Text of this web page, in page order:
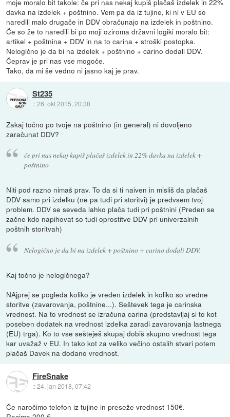
davka na izdelek + poštnino. Vem pa da iz tujine, ki ni v EU so
naredili malo drugače in DDV obračunajo na izdelek in poštnino.
Če so že to naredili bi po moji oziroma državni logiki moralo bit:
artikel + poštnina + DDV in na to carina + stroški postopka.
Nelogično je da bi na izdelek + poštnino + carino dodali DDV.
Čeprav je pri nas vse mogoče.
Tako, da mi še vedno ni jasno kaj je prav.
St235
::26. okt 2015, 20:38
Zakaj točno po tvoje na poštnino (in general) ni dovoljeno
zaračunat DDV?
če pri nas nekaj kupiš plačaš izdelek in 22% davka na izdelek +
poštnino
Niti pod razno nimaš prav. To da si ti naiven in misliš da plačaš
DDV samo pri izdelku (ne pa tudi pri storitvi) je predvsem tvoj
problem. DDV se seveda lahko plača tudi pri poštnini (Preden se
začne kdo napihovat so tudi oprostitve DDV pri univerzalnih
poštnih storitvah)
Nelogično je da bi na izdelek + poštnino + carino dodali DDV.
Kaj točno je nelogičnega?
NAjprej se pogleda koliko je vreden izdelek in koliko so vredne
storitve (zavarovanja, poštnine...). Seštevek tega je carinska
vrednost. Na to vrednost se izračuna carina (predstavljaj si to kot
poseben dodatek na vrednost izdelka zaradi zavarovanja lastnega
(EU) trga). Ko to vse sešteješ skupaj dobiš skupno vrednost tega
kar uvažaž v EU. In tako kot za veliko večino ostalih stvari potem
plačaš Davek na dodano vrednost.
FireSnake
::24. jan 2018, 07:42
Če naročimo telefon iz tujine in preseže vrednost 150€.